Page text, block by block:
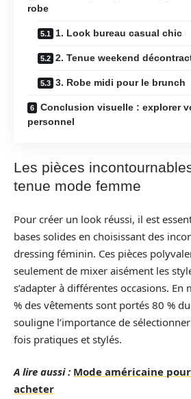
robe
1. Look bureau casual chic
2. Tenue weekend
3. Robe midi pour le brunch
Conclusion visuelle : explorer
personnel
Les pièces
tenue mode femme
Pour créer un look réussi, il est
bases solides en choisissant des
dressing féminin. Ces pièces
seulement de mixer aisément les
s’adapter à différentes occasions.
% des vêtements sont portés 80 %
souligne l’importance de
fois pratiques et stylés.
A lire aussi : Mode américaine
acheter